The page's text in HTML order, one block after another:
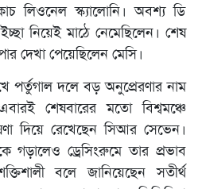
লিওনেল স্ক্যালোনি। অবশ্য ডি
নিয়েই মাঠে নেমেছিলেন। শেষ
দেখা পেয়েছিলেন মেসি।
পর্তুগাল দলে বড় অনুপ্রেরণার নাম
শেষবারের মতো বিশ্বমঞ্চে
দিয়ে রেখেছেন সিআর সেভেন।
গড়ালেও ড্রেসিংরুমে তার প্রভাব
বলে জানিয়েছেন সতীর্থ